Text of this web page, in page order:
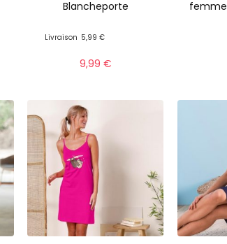
Blancheporte
Livraison 5,99 €
9,99 €